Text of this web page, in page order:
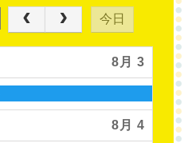
今日
8月 3
8月 4